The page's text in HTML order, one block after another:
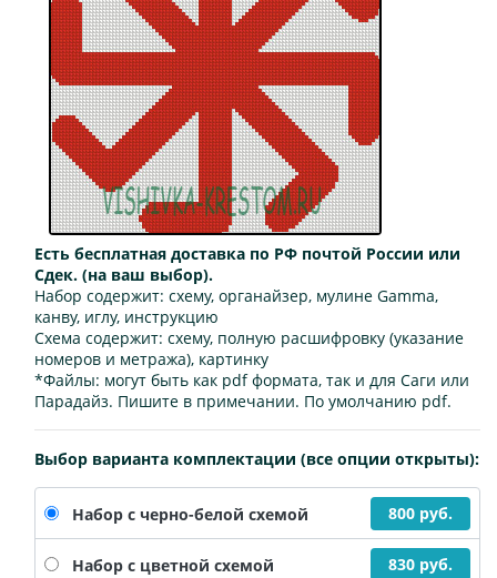
Есть бесплатная доставка по РФ почтой России или
Сдек. (на ваш выбор).
Набор содержит: схему, органайзер, мулине Gamma,
канву, иглу, инструкцию
Схема содержит: схему, полную расшифровку (указание
номеров и метража), картинку
*Файлы: могут быть как pdf формата, так и для Саги или
Парадайз. Пишите в примечании. По умолчанию pdf.
Выбор варианта комплектации (все опции открыты):
Набор с черно-белой схемой 800 руб.
Набор с цветной схемой 830 руб.